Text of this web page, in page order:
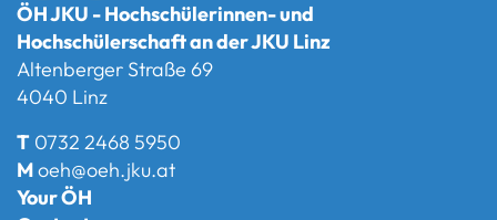
ÖH JKU - Hochschülerinnen- und
Hochschülerschaft an der JKU Linz
Altenberger Straße 69
4040 Linz
T 0732 2468 5950
Moeh@oeh.jku.at
Your ÖH